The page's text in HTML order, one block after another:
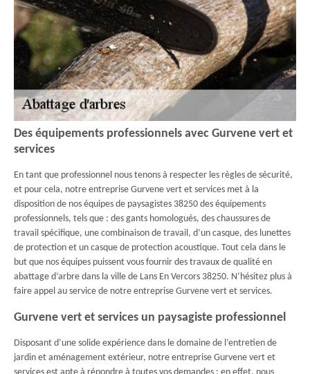
Des équipements professionnels avec Gurvene vert et
services
En tant que professionnel nous tenons à respecter les règles de sécurité,
et pour cela, notre entreprise Gurvene vert et services met à la
disposition de nos équipes de paysagistes 38250 des équipements
professionnels, tels que : des gants homologués, des chaussures de
travail spécifique, une combinaison de travail, d’un casque, des lunettes
de protection et un casque de protection acoustique. Tout cela dans le
but que nos équipes puissent vous fournir des travaux de qualité en
abattage d’arbre dans la ville de Lans En Vercors 38250. N’hésitez plus à
faire appel au service de notre entreprise Gurvene vert et services.
Gurvene vert et services un paysagiste professionnel
Disposant d’une solide expérience dans le domaine de l’entretien de
jardin et aménagement extérieur, notre entreprise Gurvene vert et